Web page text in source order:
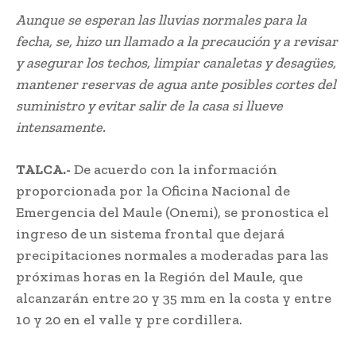
Aunque se esperan las lluvias normales para la
fecha, se, hizo un llamado a la precaución y a revisar
y asegurar los techos, limpiar canaletas y desagües,
mantener reservas de agua ante posibles cortes del
suministro y evitar salir de la casa si llueve
intensamente.
TALCA.- De acuerdo con la información
proporcionada por la Oficina Nacional de
Emergencia del Maule (Onemi), se pronostica el
ingreso de un sistema frontal que dejará
precipitaciones normales a moderadas para las
próximas horas en la Región del Maule, que
alcanzarán entre 20 y 35 mm en la costa y entre
10 y 20 en el valle y pre cordillera.